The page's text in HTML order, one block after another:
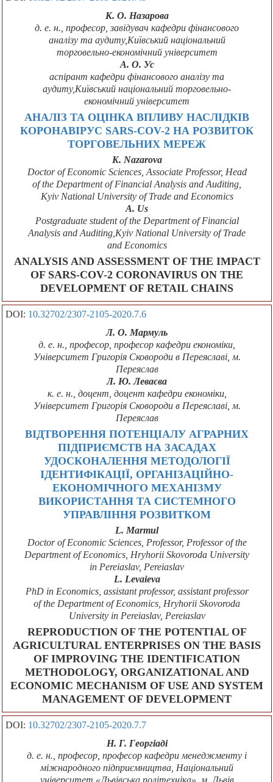
К. О. Назарова
д. е. н., професор, завідувач кафедри фінансового
аналізу та аудиту,Київський національний
торговельно-економічний університет
А. О. Ус
аспірант кафедри фінансового аналізу та
аудиту,Київський національний торговельно-
економічний університет
АНАЛІЗ ТА ОЦІНКА ВПЛИВУ НАСЛІДКІВ
КОРОНАВІРУС SARS-COV-2 НА РОЗВИТОК
ТОРГОВЕЛЬНИХ МЕРЕЖ
K. Nazarova
Doctor of Economic Sciences, Associate Professor, Head
of the Department of Financial Analysis and Auditing,
Kyiv National University of Trade and Economics
A. Us
Postgraduate student of the Department of Financial
Analysis and Auditing,Kyiv National University of Trade
and Economics
ANALYSIS AND ASSESSMENT OF THE IMPACT
OF SARS-COV-2 CORONAVIRUS ON THE
DEVELOPMENT OF RETAIL CHAINS
DOI: 10.32702/2307-2105-2020.7.6
Л. О. Мармуль
д. е. н., професор, професор кафедри економіки,
Університет Григорія Сковороди в Переяславі, м.
Переяслав
Л. Ю. Леваєва
к. е. н., доцент, доцент кафедри економіки,
Університет Григорія Сковороди в Переяславі, м.
Переяслав
ВІДТВОРЕННЯ ПОТЕНЦІАЛУ АГРАРНИХ
ПІДПРИЄМСТВ НА ЗАСАДАХ
УДОСКОНАЛЕННЯ МЕТОДОЛОГІЇ
ІДЕНТИФІКАЦІЇ, ОРГАНІЗАЦІЙНО-
ЕКОНОМІЧНОГО МЕХАНІЗМУ
ВИКОРИСТАННЯ ТА СИСТЕМНОГО
УПРАВЛІННЯ РОЗВИТКОМ
L. Marmul
Doctor of Economic Sciences, Professor, Professor of the
Department of Economics, Hryhorii Skovoroda University
in Pereiaslav, Pereiaslav
L. Levaieva
PhD in Economics, assistant professor, assistant professor
of the Department of Economics, Hryhorii Skovoroda
University in Pereiaslav, Pereiaslav
REPRODUCTION OF THE POTENTIAL OF
AGRICULTURAL ENTERPRISES ON THE BASIS
OF IMPROVING THE IDENTIFICATION
METHODOLOGY, ORGANIZATIONAL AND
ECONOMIC MECHANISM OF USE AND SYSTEM
MANAGEMENT OF DEVELOPMENT
DOI: 10.32702/2307-2105-2020.7.7
Н. Г. Георгіаді
д. е. н., професор, професор кафедри менеджменту і
міжнародного підприємництва, Національний
університет «Львівська політехніка», м. Львів